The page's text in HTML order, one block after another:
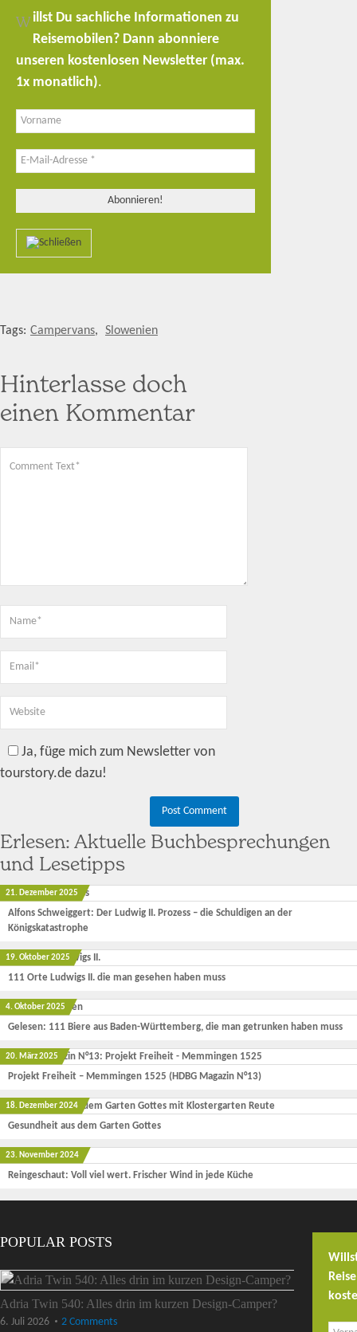
Willst Du sachliche Informationen zu
Reisemobilen? Dann abonniere
unseren kostenlosen Newsletter (max.
1x monatlich).
Tags: Campervans, Slowenien
Hinterlasse doch
einen Kommentar
Ja, füge mich zum Newsletter von
tourstory.de dazu!
Erlesen: Aktuelle Buchbesprechungen
und Lesetipps
21. Dezember 2025
Alfons Schweiggert: Der Ludwig II. Prozess – die Schuldigen an der
Königskatastrophe
19. Oktober 2025
111 Orte Ludwigs II. die man gesehen haben muss
4. Oktober 2025
Gelesen: 111 Biere aus Baden-Württemberg, die man getrunken haben muss
20. März 2025
Projekt Freiheit – Memmingen 1525 (HDBG Magazin N°13)
18. Dezember 2024
Gesundheit aus dem Garten Gottes
23. November 2024
Reingeschaut: Voll viel wert. Frischer Wind in jede Küche
POPULAR POSTS
Adria Twin 540: Alles drin im kurzen Design-Camper?
6. Juli 2026 2 Comments